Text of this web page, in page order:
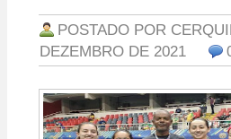
POSTADO POR
DEZEMBRO DE 2021